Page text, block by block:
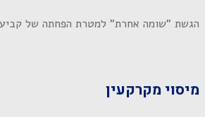
הגשת "שומה אחרת" למטרת הפחתה של
מיסוי מקרקעין